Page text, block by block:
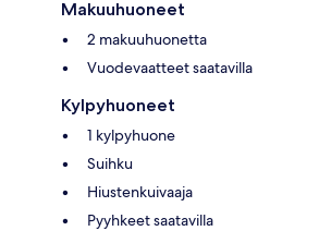
Makuuhuoneet
2 makuuhuonetta
Vuodevaatteet saatavilla
Kylpyhuoneet
1 kylpyhuone
Suihku
Hiustenkuivaaja
Pyyhkeet saatavilla